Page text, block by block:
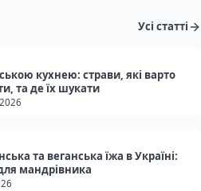
Усі статті
кухнею: страви, які варто
та де їх шукати
та веганська їжа в Україні:
мандрівника